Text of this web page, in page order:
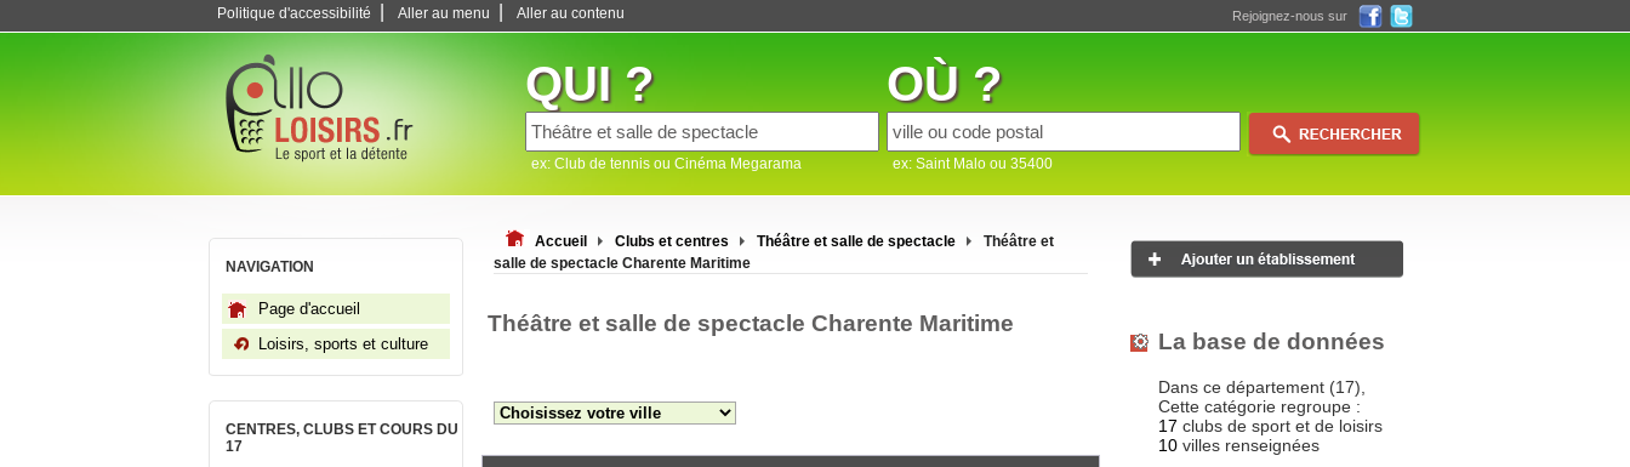
Politique d'accessibilité Aller au menu Aller au contenu Rejoignez-nous sur
QUI ?
ex: Club de tennis ou Cinéma Megarama
OÙ ?
ex: Saint Malo ou 35400
NAVIGATION
Page d'accueil
Loisirs, sports et culture
CENTRES, CLUBS ET COURS DU
17
Accueil Clubs et centres Théâtre et salle de spectacle
Théâtre et
salle de spectacle Charente Maritime
Théâtre et salle de spectacle Charente Maritime
La base de données
Dans ce département (17),
Cette catégorie regroupe :
17 clubs de sport et de loisirs
10 villes renseignées